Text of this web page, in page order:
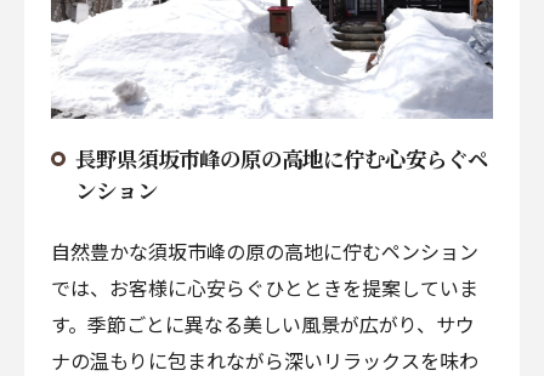
長野県須坂市峰の原の高地に佇む心安らぐペ
ンション
自然豊かな須坂市峰の原の高地に佇むペンション
では、お客様に心安らぐひとときを提案していま
す。季節ごとに異なる美しい風景が広がり、サウ
ナの温もりに包まれながら深いリラックスを味わ